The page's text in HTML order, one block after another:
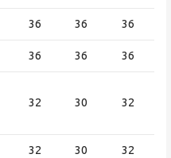
36 36 36
36 36 36
32 30 32
32 30 32